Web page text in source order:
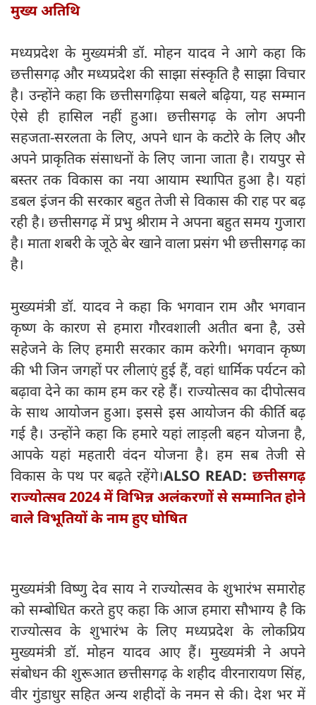
मुख्य अतिथि
मध्यप्रदेश के मुख्यमंत्री डॉ. मोहन यादव ने आगे कहा कि
छत्तीसगढ़ और मध्यप्रदेश की साझा संस्कृति है साझा विचार
है। उन्होंने कहा कि छत्तीसगढ़िया सबले बढ़िया, यह सम्मान
ऐसे ही हासिल नहीं हुआ। छत्तीसगढ़ के लोग अपनी
सहजता-सरलता के लिए, अपने धान के कटोरे के लिए और
अपने प्राकृतिक संसाधनों के लिए जाना जाता है। रायपुर से
बस्तर तक विकास का नया आयाम स्थापित हुआ है। यहां
डबल इंजन की सरकार बहुत तेजी से विकास की राह पर बढ़
रही है। छत्तीसगढ़ में प्रभु श्रीराम ने अपना बहुत समय गुजारा
है। माता शबरी के जूठे बेर खाने वाला प्रसंग भी छत्तीसगढ़ का
है।
मुख्यमंत्री डॉ. यादव ने कहा कि भगवान राम और भगवान
कृष्ण के कारण से हमारा गौरवशाली अतीत बना है, उसे
सहेजने के लिए हमारी सरकार काम करेगी। भगवान कृष्ण
की भी जिन जगहों पर लीलाएं हुई हैं, वहां धार्मिक पर्यटन को
बढ़ावा देने का काम हम कर रहे हैं। राज्योत्सव का दीपोत्सव
के साथ आयोजन हुआ। इससे इस आयोजन की कीर्ति बढ़
गई है। उन्होंने कहा कि हमारे यहां लाड़ली बहन योजना है,
आपके यहां महतारी वंदन योजना है। हम सब तेजी से
विकास के पथ पर बढ़ते रहेंगे।ALSO READ:छत्तीसगढ़
राज्योत्सव 2024 में विभिन्न अलंकरणों से सम्मानित होने
वाले विभूतियों के नाम हुए घोषित
मुख्यमंत्री विष्णु देव साय ने राज्योत्सव के शुभारंभ समारोह
को सम्बोधित करते हुए कहा कि आज हमारा सौभाग्य है कि
राज्योत्सव के शुभारंभ के लिए मध्यप्रदेश के लोकप्रिय
मुख्यमंत्री डॉ. मोहन यादव आए हैं। मुख्यमंत्री ने अपने
संबोधन की शुरूआत छत्तीसगढ़ के शहीद वीरनारायण सिंह,
वीर गुंडाधुर सहित अन्य शहीदों के नमन से की। देश भर में